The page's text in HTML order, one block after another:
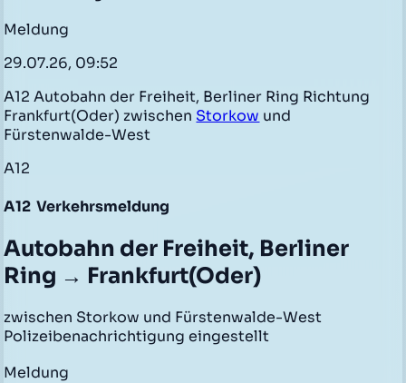
Meldung
29.07.26, 09:52
A12 Autobahn der Freiheit, Berliner Ring Richtung
Frankfurt(Oder) zwischen Storkow und
Fürstenwalde-West
A12
A12 Verkehrsmeldung
Autobahn der Freiheit, Berliner
Ring → Frankfurt(Oder)
zwischen Storkow und Fürstenwalde-West
Polizeibenachrichtigung eingestellt
Meldung